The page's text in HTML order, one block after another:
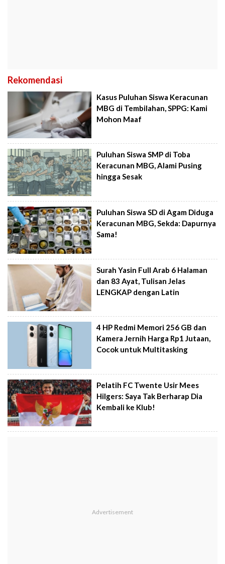
Rekomendasi
Kasus Puluhan Siswa Keracunan
MBG di Tembilahan, SPPG: Kami
Mohon Maaf
Puluhan Siswa SMP di Toba
Keracunan MBG, Alami Pusing
hingga Sesak
Puluhan Siswa SD di Agam Diduga
Keracunan MBG, Sekda: Dapurnya
Sama!
Surah Yasin Full Arab 6 Halaman
dan 83 Ayat, Tulisan Jelas
LENGKAP dengan Latin
4 HP Redmi Memori 256 GB dan
Kamera Jernih Harga Rp1 Jutaan,
Cocok untuk Multitasking
Pelatih FC Twente Usir Mees
Hilgers: Saya Tak Berharap Dia
Kembali ke Klub!